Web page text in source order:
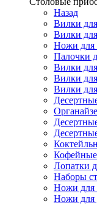
Назад
Вилки
Вилки
Ножи для
Палочки
Вилки
Вилки
Вилки
Лопатки
Наборы
Ножи для
Ножи для